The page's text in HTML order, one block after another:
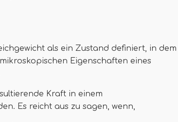
als ein Zustand definiert, in dem
Eigenschaften eines
Kraft in einem
Es reicht aus zu sagen, wenn,